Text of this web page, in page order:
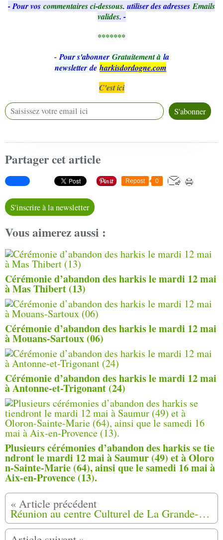
- Pour vos commentaires ci-dessous, utiliser des adressesEmails
valides. -
*******
- Pour s'abonner Gratuitement à la
newsletter de harkisdordogne.com
C'est ici
Partager cet article
Repost 0
S'inscrire à la newsletter
Vous aimerez aussi :
Cérémonie d’abandon des harkis le mardi 12 mai
à Mas Thibert (13)
Cérémonie d’abandon des harkis le mardi 12 mai
à Mouans-Sartoux (06)
Cérémonie d’abandon des harkis le mardi 12 mai
à Antonne-et-Trigonant (24)
Plusieurs cérémonies d’abandon des harkis se tie
ndront le mardi 12 mai à Saumur (49) et à Oloro
n-Sainte-Marie (64), ainsi que le samedi 16 mai à
Aix-en-Provence (13).
Réunion au centre Culturel de La Grande-Motte (34) Samedi 11 et Dimanche 12 Juillet 2020